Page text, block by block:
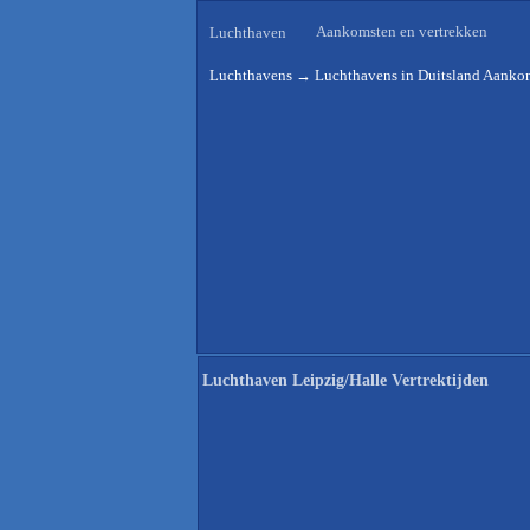
Luchthaven Aankomsten en vertrekken
Luchthavens → Luchthavens in Duitsland
Luchthaven Leipzig/Halle Vertrektijden